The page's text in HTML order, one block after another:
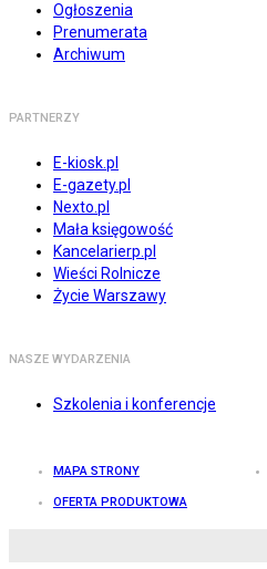
Ogłoszenia
Prenumerata
Archiwum
PARTNERZY
E-kiosk.pl
E-gazety.pl
Nexto.pl
Mała księgowość
Kancelarierp.pl
Wieści Rolnicze
Życie Warszawy
NASZE WYDARZENIA
Szkolenia i konferencje
MAPA STRONY
OFERTA PRODUKTOWA